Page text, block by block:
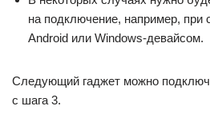
на подключение, например, при
Android или Windows-девайсом.
Следующий гаджет можно
с шага 3.